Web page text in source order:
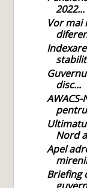
2022...
Vor mai
disc...
Nord
Apel
Briefing